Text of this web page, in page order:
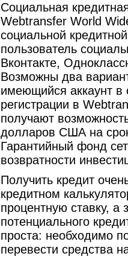
Социальная
Webtransfer World
социальной
пользователь
Вконтакте,
Возможны два
имеющийся аккаунт в
регистрации в
получают
долларов США на
Гарантийный фонд
возвратности
Получить кредит
кредитном
процентную ставку, а
потенциального
проста: необходимо
перевести средства